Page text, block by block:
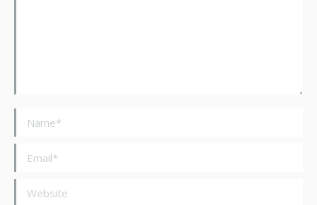
Name *
Email *
Website